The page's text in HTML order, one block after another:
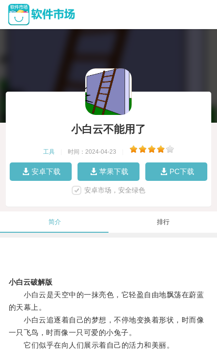
小白云不能用了
工具 时间：2024-04-23
安卓下载 苹果下载 PC下载
安卓市场，安全绿色
简介 排行
小白云破解版
小白云是天空中的一抹亮色，它轻盈自由地飘荡在蔚蓝
的天幕上。
小白云追逐着自己的梦想，不停地变换着形状，时而像
一只飞鸟，时而像一只可爱的小兔子。
它们似乎在向人们展示着自己的活力和美丽。